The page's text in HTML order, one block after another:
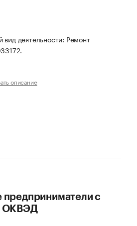
деятельности: Ремонт
описание
предприниматели с
ОКВЭД